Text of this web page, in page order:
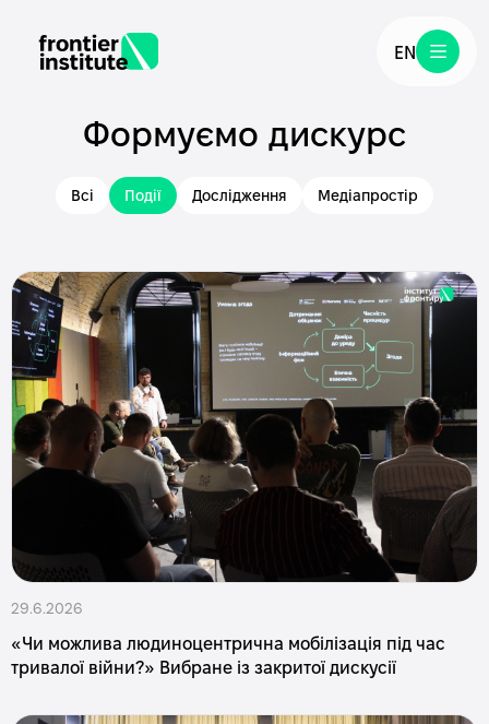
EN
Формуємо дискурс
Всі Події Дослідження Медіапростір
29.6.2026
«Чи можлива людиноцентрична мобілізація під час
тривалої війни?» Вибране із закритої дискусії